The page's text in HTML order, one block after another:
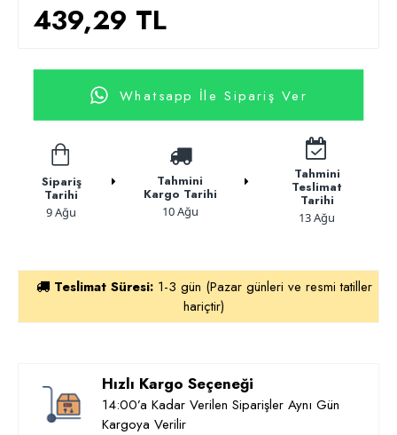
439,29 TL
Whatsapp İle Sipariş Ver
Sipariş
Tarihi
9 Ağu
Tahmini
Kargo Tarihi
10 Ağu
Tahmini
Teslimat
Tarihi
13 Ağu
Teslimat Süresi: 1-3 gün (Pazar günleri ve resmi tatiller
hariçtir)
Hızlı Kargo Seçeneği
14:00’a Kadar Verilen Siparişler Aynı Gün
Kargoya Verilir